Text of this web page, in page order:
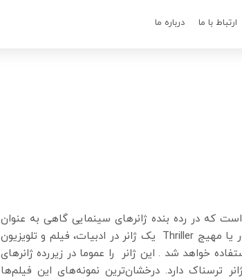
ارتباط با ما درباره ما
است که در رده بنده ژانرهای سینمایی گاهی به عنوان
یک گونه مستقل و در مواردی یک زیرگونه به حساب می‌آید.دلهره آور یا مهیج Thriller یک ژانر در ادبیات، فیلم و تلویزیون
خواهد شد . این ژانر را عموما در زیررده ژانرهای
ترسناک دارد. درخشان‌ترین نمونه‌های این فیلم‌ها